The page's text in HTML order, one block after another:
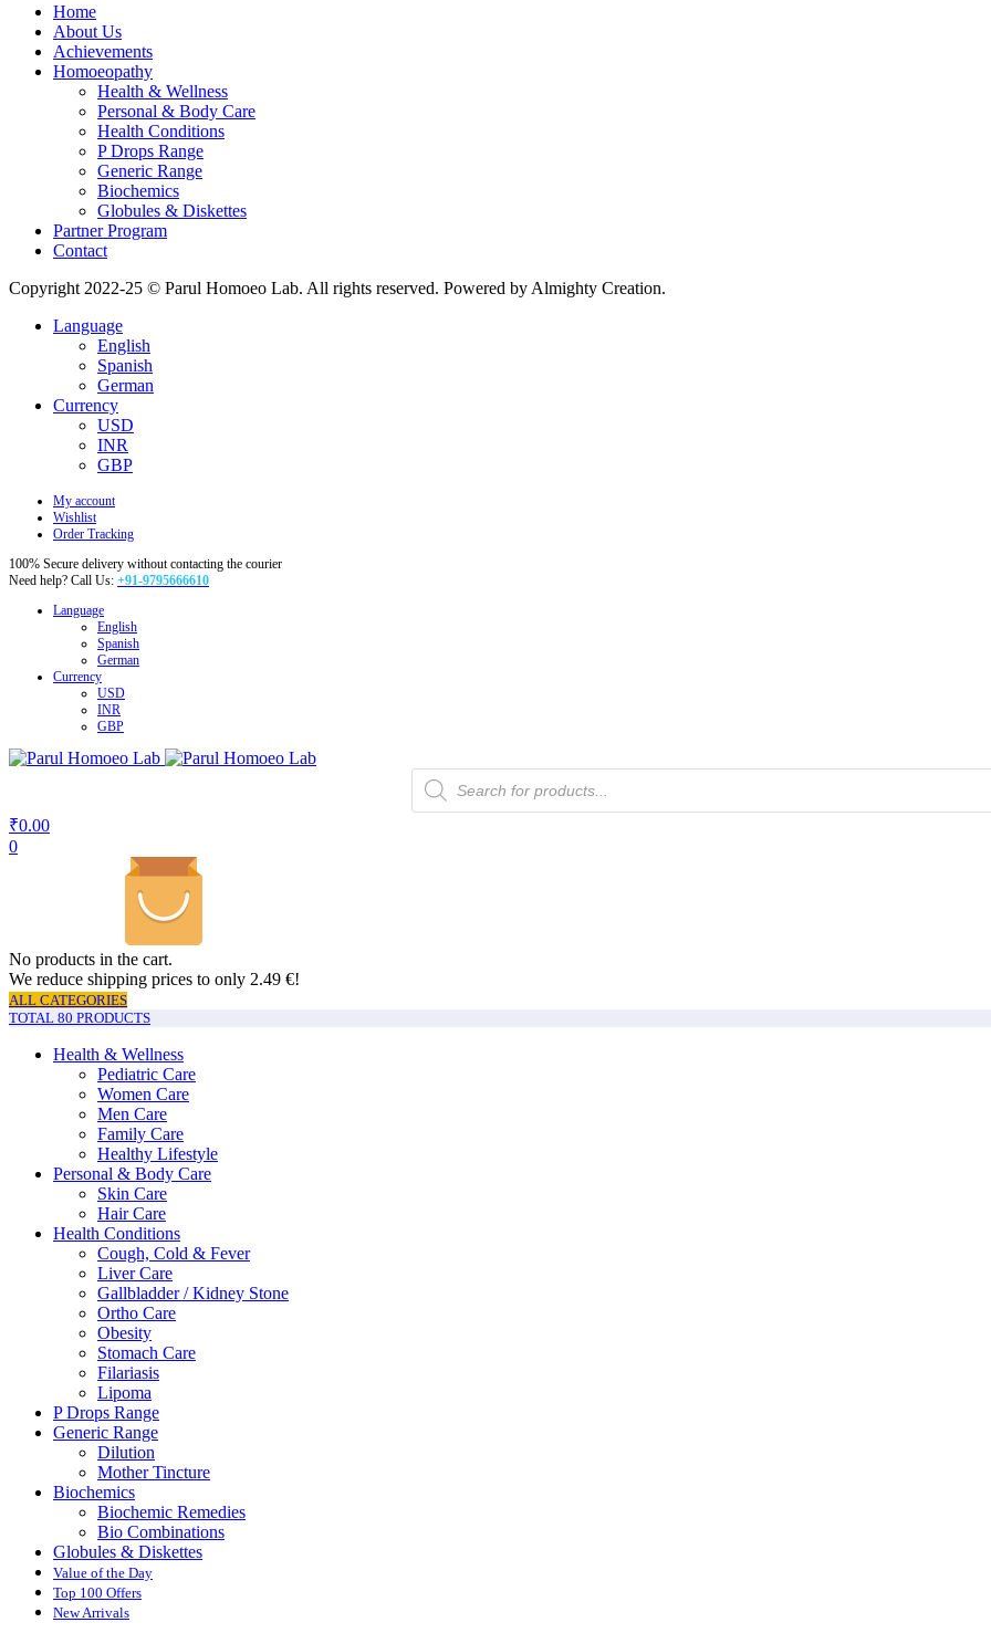
Home
About Us
Achievements
Homoeopathy
Health & Wellness
Personal & Body Care
Health Conditions
P Drops Range
Generic Range
Biochemics
Globules & Diskettes
Partner Program
Contact
Copyright 2022-25 © Parul Homoeo Lab. All rights reserved. Powered by Almighty Creation.
Language
English
Spanish
German
Currency
USD
INR
GBP
My account
Wishlist
Order Tracking
100% Secure delivery without contacting the courier
Need help? Call Us: +91-9795666610
Language
English
Spanish
German
Currency
USD
INR
GBP
Products
search
₹0.00
0
No products in the cart.
We reduce shipping prices to only 2.49 €!
ALL CATEGORIES
TOTAL 80 PRODUCTS
Health & Wellness
Pediatric Care
Women Care
Men Care
Family Care
Healthy Lifestyle
Personal & Body Care
Skin Care
Hair Care
Health Conditions
Cough, Cold & Fever
Liver Care
Gallbladder / Kidney Stone
Ortho Care
Obesity
Stomach Care
Filariasis
Lipoma
P Drops Range
Generic Range
Dilution
Mother Tincture
Biochemics
Biochemic Remedies
Bio Combinations
Globules & Diskettes
Value of the Day
Top 100 Offers
New Arrivals